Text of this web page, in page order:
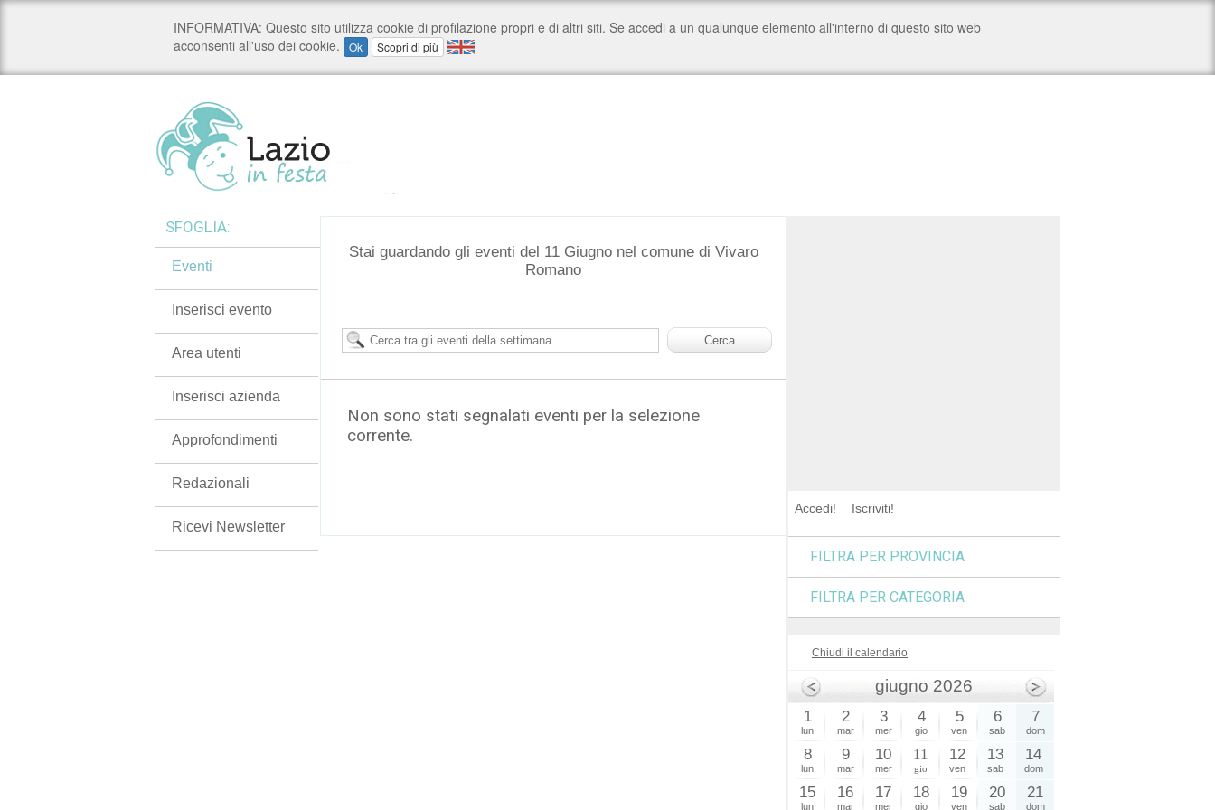
Stai guardando gli eventi del 11 Giugno nel comune di Vivaro
Romano
Non sono stati segnalati eventi per la selezione
corrente.
SFOGLIA:
Eventi
Inserisci evento
Area utenti
Inserisci azienda
Approfondimenti
Redazionali
Ricevi Newsletter
Accedi! Iscriviti!
FILTRA PER PROVINCIA
FILTRA PER CATEGORIA
Chiudi il calendario
giugno 2026
1
lun
2
mar
3
mer
4
gio
5
ven
6
sab
7
dom
8
lun
9
mar
10
mer
11
gio
12
ven
13
sab
14
dom
15
lun
16
mar
17
mer
18
gio
19
ven
20
sab
21
dom